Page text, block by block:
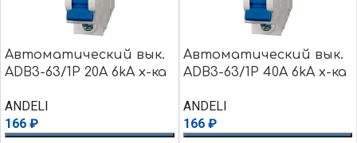
Автоматический вык.
ADB3-63/1P 20A 6kA х-ка
ANDELI
166 ₽
Автоматический вык.
ADB3-63/1P 40A 6kA х-ка
ANDELI
166 ₽